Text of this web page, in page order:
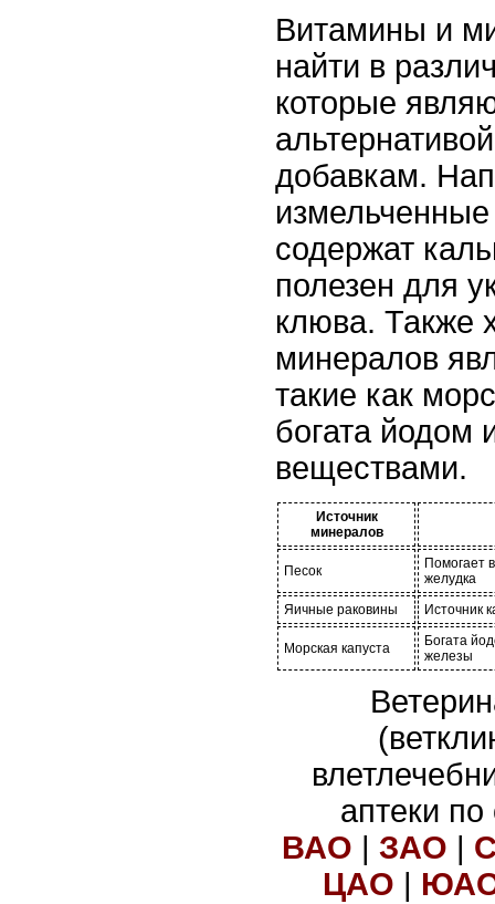
Витамины и
найти в
которые
добавкам.
содержат
полезен для
клюва. Также
минералов
такие как
богата йодом
веществами.
Источник
минералов
Песок
Помогает
желудка
Яичные раковины
Источник
Морская капуста
Богата
железы
аптеки
ВАО
ЗАО
ЦАО